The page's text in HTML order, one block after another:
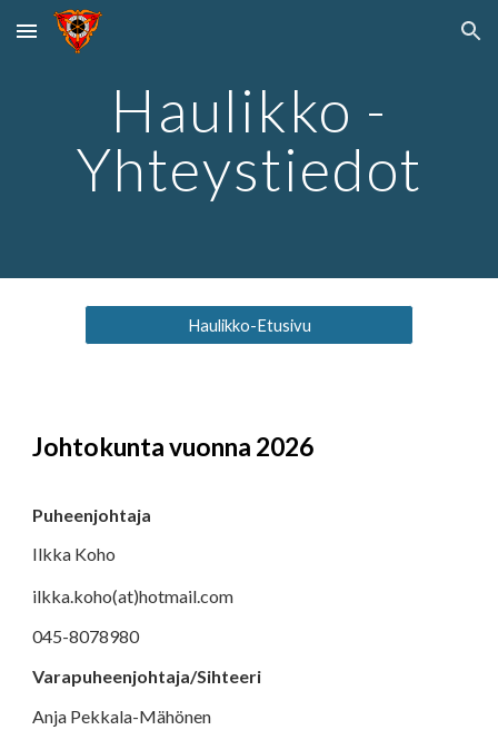
Skip to main content Skip to navigation
Haulikko -
Yhteystiedot
Haulikko-Etusivu
Johtokunta vuonna 2026
Puheenjohtaja
Ilkka Koho
ilkka.koho(at)hotmail.com
045-8078980
Varapuheenjohtaja/Sihteeri
Anja Pekkala-Mähönen